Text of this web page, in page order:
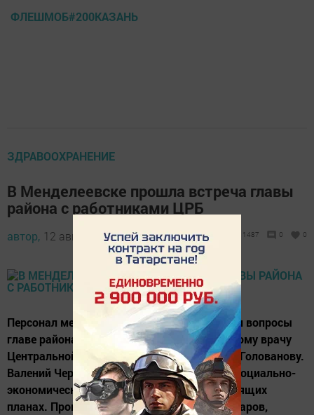
ФЛЕШМОБ#200КАЗАНЬ
ЗДРАВООХРАНЕНИЕ
В Менделеевске прошла встреча главы
района с работниками ЦРБ
автор, 12 августа 2016 - 05:25 1487 0 0
Персонал медицинских работников задавал вопросы
главе района Валерию Чершинцеву и главному врачу
Центральной районной больницы Василию Голованову.
Валений Чершинцев рассказал жителям о социально-
экономическом развитии района и предстоящих
планах. Проводятся ремонты дорог и тротуаров,